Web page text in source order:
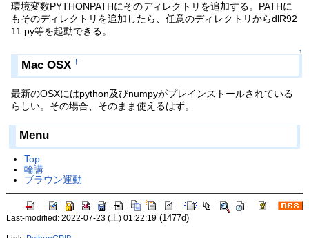
環境変数PYTHONPATHにそのディレクトリを追加する。PATHに
もそのディレクトリを追加したら、任意のディレクトリからdlR92
11.py等を起動できる。
↑
Mac OSX†
最新のOSXにはpython及びnumpyがプレインストールされている
らしい。その場合、そのまま使えるはず。
Menu
Top
輪講
ブラウン運動
Last-modified: 2022-07-23 (土) 01:22:19(1477d)